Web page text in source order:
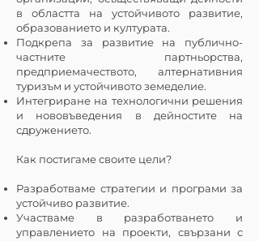
в областта на устойчивото развитие,
образованието и културата.
Подкрепа за развитие на публично-
частните партньорства,
предприемачеството, алтернативния
туризъм и устойчивото земеделие.
Интегриране на технологични решения
и нововъведения в дейностите на
сдружението.
Как постигаме своите цели?
Разработваме стратегии и програми за
устойчиво развитие.
Участваме в разработването и
управлението на проекти, свързани с